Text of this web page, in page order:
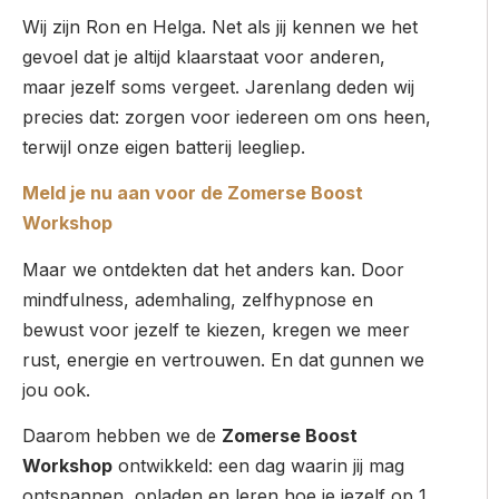
Wij zijn Ron en Helga. Net als jij kennen we het
gevoel dat je altijd klaarstaat voor anderen,
maar jezelf soms vergeet. Jarenlang deden wij
precies dat: zorgen voor iedereen om ons heen,
terwijl onze eigen batterij leegliep.
Meld je nu aan voor de Zomerse Boost
Workshop
Maar we ontdekten dat het anders kan. Door
mindfulness, ademhaling, zelfhypnose en
bewust voor jezelf te kiezen, kregen we meer
rust, energie en vertrouwen. En dat gunnen we
jou ook.
Daarom hebben we de Zomerse Boost
Workshop ontwikkeld: een dag waarin jij mag